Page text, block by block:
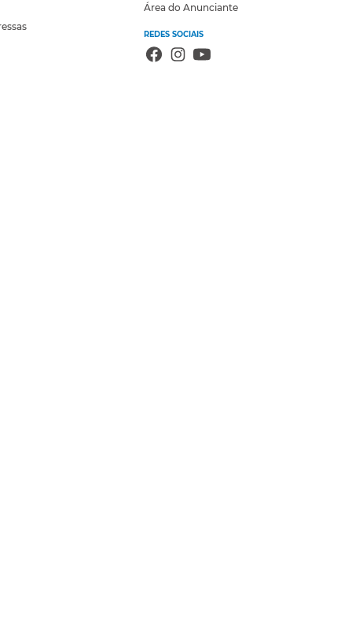
Área do Anunciante
REDES SOCIAIS